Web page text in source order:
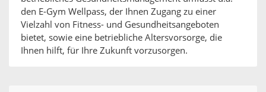
den E-Gym Wellpass, der Ihnen Zugang zu einer
Vielzahl von Fitness- und Gesundheitsangeboten
bietet, sowie eine betriebliche Altersvorsorge, die
Ihnen hilft, für Ihre Zukunft vorzusorgen.